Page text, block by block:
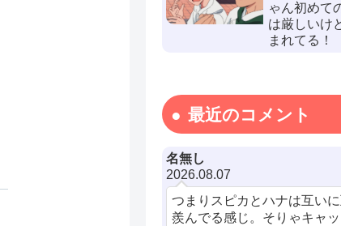
ゃん初めて
は厳しいけ
まれてる！
最近のコメント
名無し
2026.08.07
つまりスピカとハナは互い
羨んでる感じ。そりゃキャッ